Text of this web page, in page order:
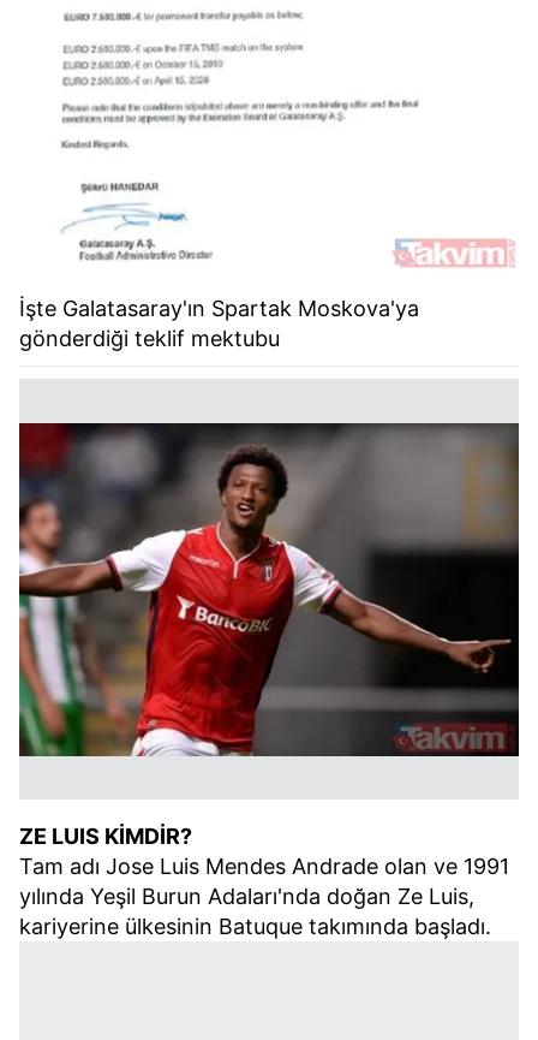
İşte Galatasaray'ın Spartak Moskova'ya
gönderdiği teklif mektubu
ZE LUIS KİMDİR?
Tam adı Jose Luis Mendes Andrade olan ve 1991
yılında Yeşil Burun Adaları'nda doğan Ze Luis,
kariyerine ülkesinin Batuque takımında başladı.